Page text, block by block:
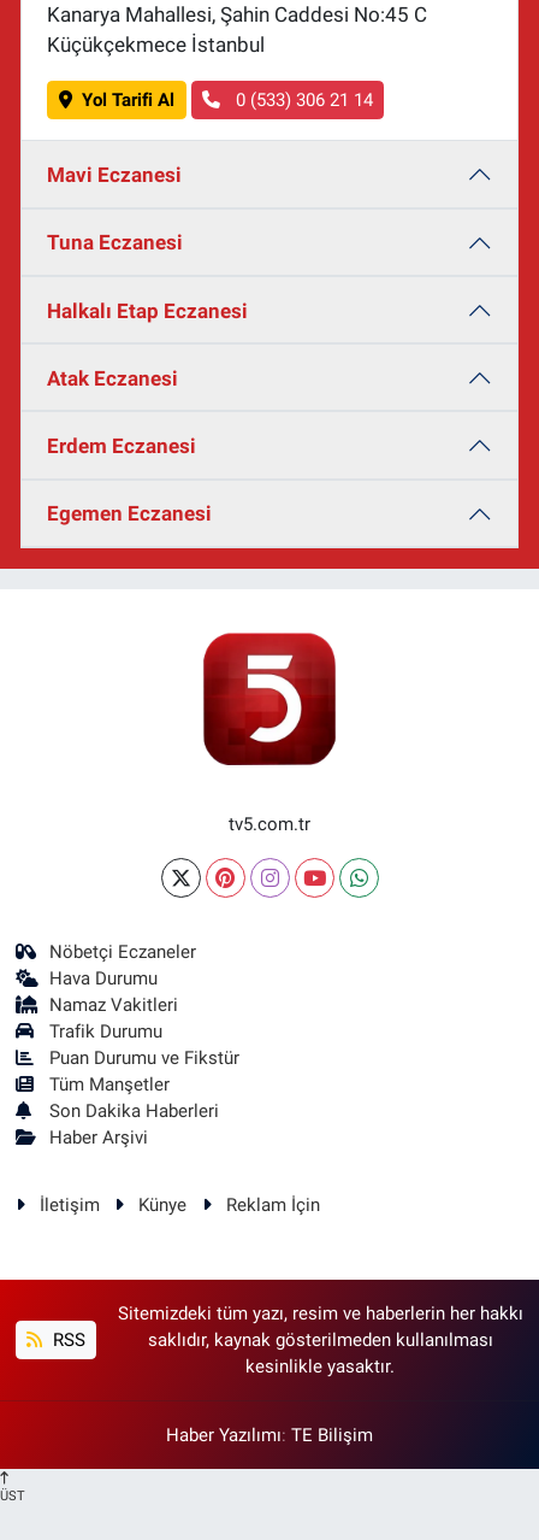
Kanarya Mahallesi, Şahin Caddesi No:45 C
Küçükçekmece İstanbul
Yol Tarifi Al 0 (533) 306 21 14
Mavi Eczanesi
Tuna Eczanesi
Halkalı Etap Eczanesi
Atak Eczanesi
Erdem Eczanesi
Egemen Eczanesi
tv5.com.tr
Nöbetçi Eczaneler
Hava Durumu
Namaz Vakitleri
Trafik Durumu
Puan Durumu ve Fikstür
Tüm Manşetler
Son Dakika Haberleri
Haber Arşivi
İletişim Künye Reklam İçin
RSS
Sitemizdeki tüm yazı, resim ve haberlerin her hakkı
saklıdır, kaynak gösterilmeden kullanılması
kesinlikle yasaktır.
Haber Yazılımı: TE Bilişim
ÜST